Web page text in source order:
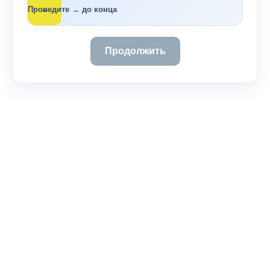
Проведите → до конца
→
Продолжить